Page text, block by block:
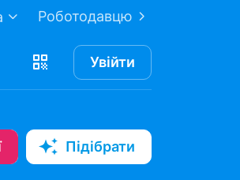
Роботодавцю
Увійти
Підібрати